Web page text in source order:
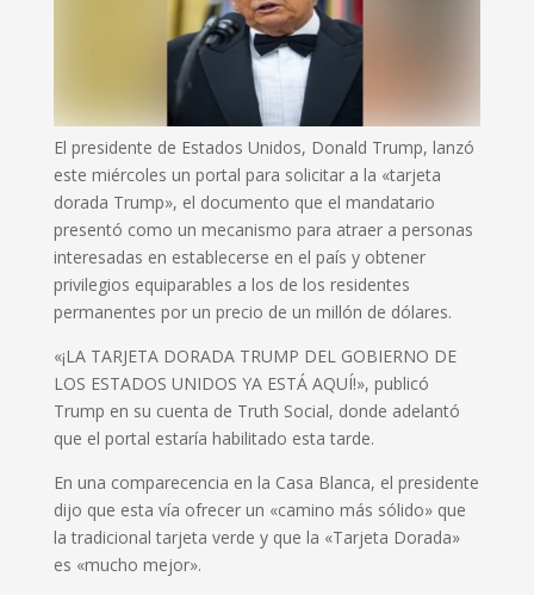
El presidente de Estados Unidos, Donald Trump, lanzó
este miércoles un portal para solicitar a la «tarjeta
dorada Trump», el documento que el mandatario
presentó como un mecanismo para atraer a personas
interesadas en establecerse en el país y obtener
privilegios equiparables a los de los residentes
permanentes por un precio de un millón de dólares.
«¡LA TARJETA DORADA TRUMP DEL GOBIERNO DE
LOS ESTADOS UNIDOS YA ESTÁ AQUÍ!», publicó
Trump en su cuenta de Truth Social, donde adelantó
que el portal estaría habilitado esta tarde.
En una comparecencia en la Casa Blanca, el presidente
dijo que esta vía ofrecer un «camino más sólido» que
la tradicional tarjeta verde y que la «Tarjeta Dorada»
es «mucho mejor».